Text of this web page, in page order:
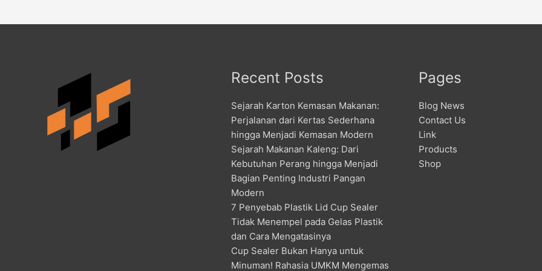
Recent Posts
Sejarah Karton Kemasan Makanan:
Perjalanan dari Kertas Sederhana
hingga Menjadi Kemasan Modern
Sejarah Makanan Kaleng: Dari
Kebutuhan Perang hingga Menjadi
Bagian Penting Industri Pangan
Modern
7 Penyebab Plastik Lid Cup Sealer
Tidak Menempel pada Gelas Plastik
dan Cara Mengatasinya
Cup Sealer Bukan Hanya untuk
Minuman! Rahasia UMKM Mengemas
Pages
Blog News
Contact Us
Link
Products
Shop